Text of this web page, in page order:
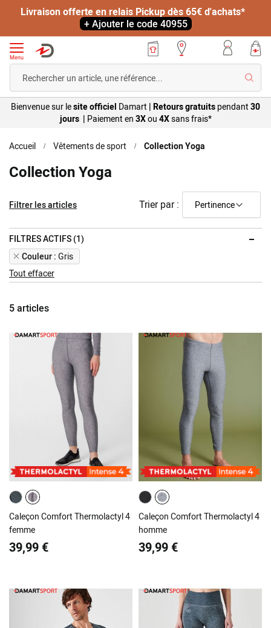
Livraison offerte en relais Pickup dès 65€ d'achats*
+ Ajouter le code 40955
Menu
Bienvenue sur lesite officiel Damart | Retours gratuits pendant 30
jours | Paiement en 3Xou 4Xsansfrais*
Accueil Vêtements de sport Collection Yoga
Collection Yoga
5articles
Trier par :
Caleçon Comfort Thermolactyl 4
femme
39,99 €
Caleçon Comfort Thermolactyl 4
homme
39,99 €
Filtrer les articles
FILTRES ACTIFS (1)
Couleur Gris
Remove
This
Item
Tout effacer